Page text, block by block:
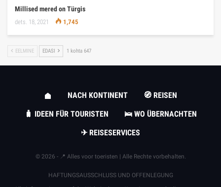
Millised mered on Türgis
dets. 18, 2021 1,745
EELMINE EDASI 1 kohta 647
NACH KONTINENT
🧭 REISEN
🧳 IDEEN FÜR TOURISTEN
🛌 WO ÜBERNACHTEN
✈ REISESERVICES
© 2026 - 📍 Alles voor toeristen | Alle Rechte vorbehalten.
HAFTUNGSAUSSCHLUSS UND OFFENLEGUNG